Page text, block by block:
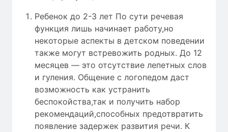
Ребенок до 2-3 лет По сути речевая
функция лишь начинает работу,но
некоторые аспекты в детском поведении
также могут встревожить родных. До 12
месяцев — это отсутствие лепетных слов
и гуления. Общение с логопедом даст
возможность как устранить
беспокойства,так и получить набор
рекомендаций,способных предотвратить
появление задержек развития речи. К